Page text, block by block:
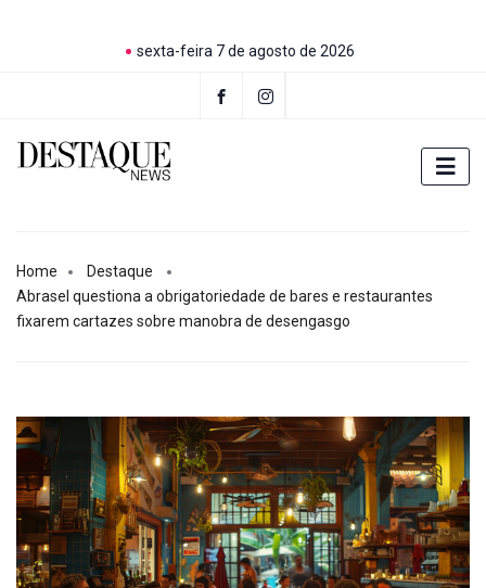
sexta-feira 7 de agosto de 2026
Home
Destaque
Abrasel questiona a obrigatoriedade de bares e restaurantes
fixarem cartazes sobre manobra de desengasgo